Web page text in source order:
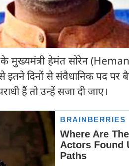
मुख्यमंत्री हेमंत सोरेन
इतने दिनों से संवैधानिक पद पर
हैं तो उन्हें सजा दी जाए।